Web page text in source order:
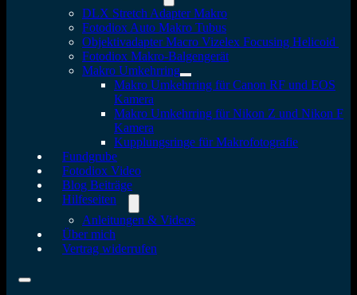
DLX Stretch Adapter Makro
Fotodiox Auto Makro Tubus
Objektivadapter Macro Vizelex Focusing Helicoid
Fotodiox Makro-Balgengerät
Makro Umkehrring
Makro Umkehrring für Canon RF und EOS
Kamera
Makro Umkehrring für Nikon Z und Nikon F
Kamera
Kupplungsringe für Makrofotografie
Fundgrube
Fotodiox Video
Blog Beiträge
Hilfeseiten
Anleitungen & Videos
Über mich
Vertrag widerrufen